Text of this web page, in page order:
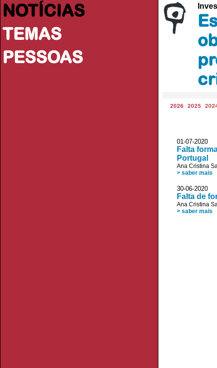
NOTÍCIAS
TEMAS
PESSOAS
2026 2025
01-07-2020
Falta
Portugal
Ana Cristina
> saber mais
30-06-2020
Falta de
Ana Cristina
> saber mais